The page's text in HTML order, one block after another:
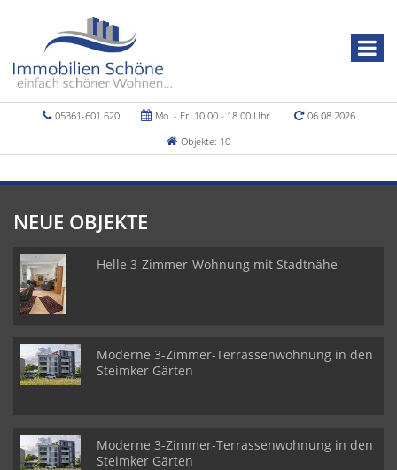
05361-601 620 Mo. - Fr. 10.00 - 18.00 Uhr
06.08.2026
Objekte: 10
NEUE OBJEKTE
Helle 3-Zimmer-Wohnung mit Stadtnähe
Moderne 3-Zimmer-Terrassenwohnung in den
Steimker Gärten
Moderne 3-Zimmer-Terrassenwohnung in den
Steimker Gärten